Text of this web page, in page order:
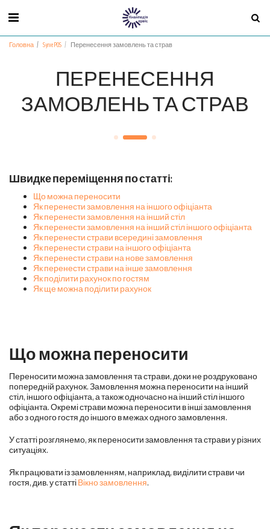
Головна Syrve POS Перенесення замовлень та страв
ПЕРЕНЕСЕННЯ
ЗАМОВЛЕНЬ ТА СТРАВ
Швидке переміщення по статті:
Що можна переносити
Як перенести замовлення на іншого офіціанта
Як перенести замовлення на інший стіл
Як перенести замовлення на інший стіл іншого офіціанта
Як перенести страви всередині замовлення
Як перенести страви на іншого офіціанта
Як перенести страви на нове замовлення
Як перенести страви на інше замовлення
Як поділити рахунок по гостям
Як ще можна поділити рахунок
Що можна переносити
Переносити можна замовлення та страви, доки не роздруковано
попередній рахунок. Замовлення можна переносити на інший
стіл, іншого офіціанта, а також одночасно на інший стіл іншого
офіціанта. Окремі страви можна переносити в інші замовлення
або з одного гостя до іншого в межах одного замовлення.
У статті розглянемо, як переносити замовлення та страви у різних
ситуаціях.
Як працювати із замовленням, наприклад, виділити страви чи
гостя,див. у статтіВікно замовлення.